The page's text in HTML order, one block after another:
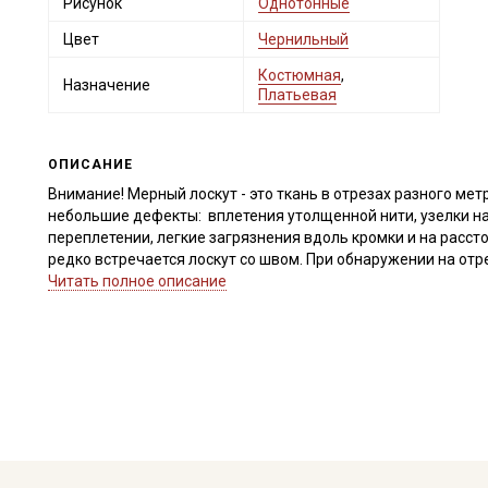
Цвет Чернильный
Назначение
Костюмная,
Платьевая
ОПИСАНИЕ
Внимание! Мерный лоскут - это ткань в отрезах разного
небольшие дефекты: вплетения утолщенной нити, узелки
переплетении, легкие загрязнения вдоль кромки и на
редко встречается лоскут со швом. При обнаружении на
для дополнительного согласования. В комментариях к
Читать полное описание